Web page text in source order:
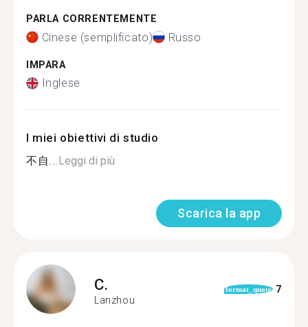
PARLA CORRENTEMENTE
Cinese (semplificato) Russo
IMPARA
Inglese
I miei obiettivi di studio
不自...Leggi di più
Scarica la app
C.
Lanzhou
format_quote 7